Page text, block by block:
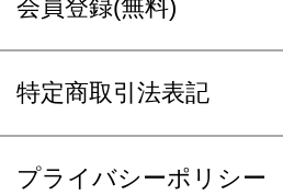
会員登録(無料)
特定商取引法表記
プライバシーポリシー